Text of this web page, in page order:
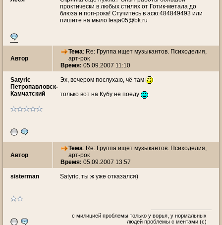
проктически в любых стилях от Готик-метала до
блюза и поп-рока! Стучитесь в асю:484849493 или
пишите на мыло lesja05@bk.ru
Автор
Тема: Re: Группа ищет музыкантов. Психоделия,
арт-рок
Время: 05.09.2007 11:10
Satyric
Петропавловск-
Камчатский
Эх, вечером послухаю, чё там
только вот на Кубу не поеду
Автор
Тема: Re: Группа ищет музыкантов. Психоделия,
арт-рок
Время: 05.09.2007 13:57
sisterman Satyric, ты ж уже отказался)
с милицией проблемы только у ворья, у нормальных
людей проблемы с ментами.(c)